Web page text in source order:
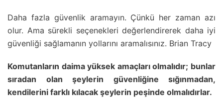
Daha fazla güvenlik aramayın. Çünkü her zaman azı
olur. Ama sürekli seçenekleri değerlendirerek daha iyi
güvenliği sağlamanın yollarını aramalısınız. Brian Tracy
Komutanların daima yüksek amaçları olmalıdır; bunlar
sıradan olan şeylerin güvenliğine sığınmadan,
kendilerini farklı kılacak şeylerin peşinde olmalıdırlar.